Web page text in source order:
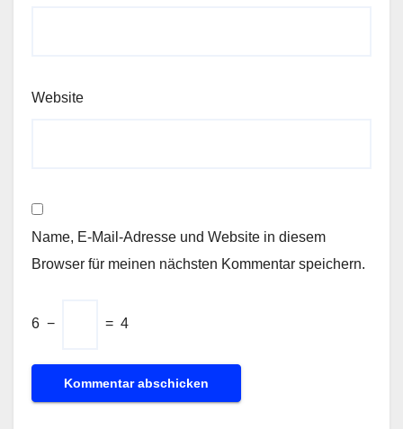
Website
Name, E-Mail-Adresse und Website in diesem
Browser für meinen nächsten Kommentar speichern.
6 − = 4